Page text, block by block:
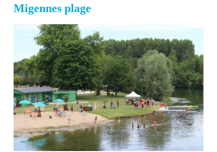
Migennes plage